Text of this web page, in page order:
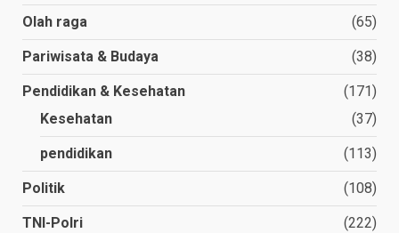
Olah raga (65)
Pariwisata & Budaya (38)
Pendidikan & Kesehatan
(171)
Kesehatan
(37)
pendidikan (113)
Politik (108)
TNI-Polri (222)